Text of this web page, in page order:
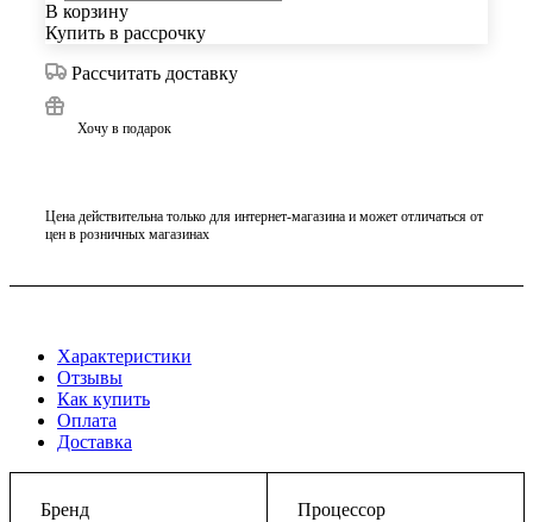
В корзину
Купить в рассрочку
Рассчитать доставку
Хочу в подарок
Цена действительна только для интернет-магазина и может отличаться от
цен в розничных магазинах
Характеристики
Отзывы
Как купить
Оплата
Доставка
Бренд
Процессор